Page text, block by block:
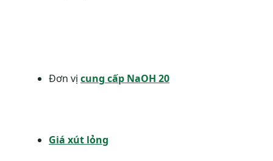
Đơn vị cung cấp NaOH 20
Giá xút lỏng